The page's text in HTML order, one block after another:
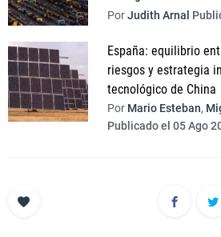
PorJudith Arnal
España: equilibrio
riesgos y estrategia
tecnológico de China
Por Mario Esteban,
Publicado el 05 Ago